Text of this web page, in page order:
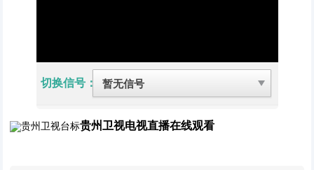
切换信号：
贵州卫视电视直播在线观看